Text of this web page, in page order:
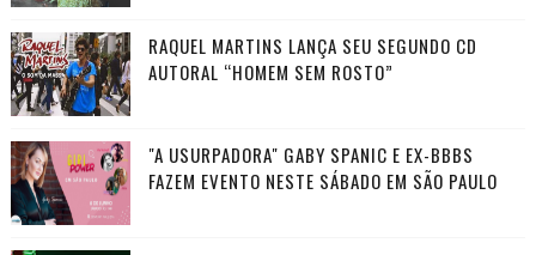
RAQUEL MARTINS LANÇA SEU SEGUNDO CD
AUTORAL “HOMEM SEM ROSTO”
"A USURPADORA" GABY SPANIC E EX-BBBS
FAZEM EVENTO NESTE SÁBADO EM SÃO PAULO